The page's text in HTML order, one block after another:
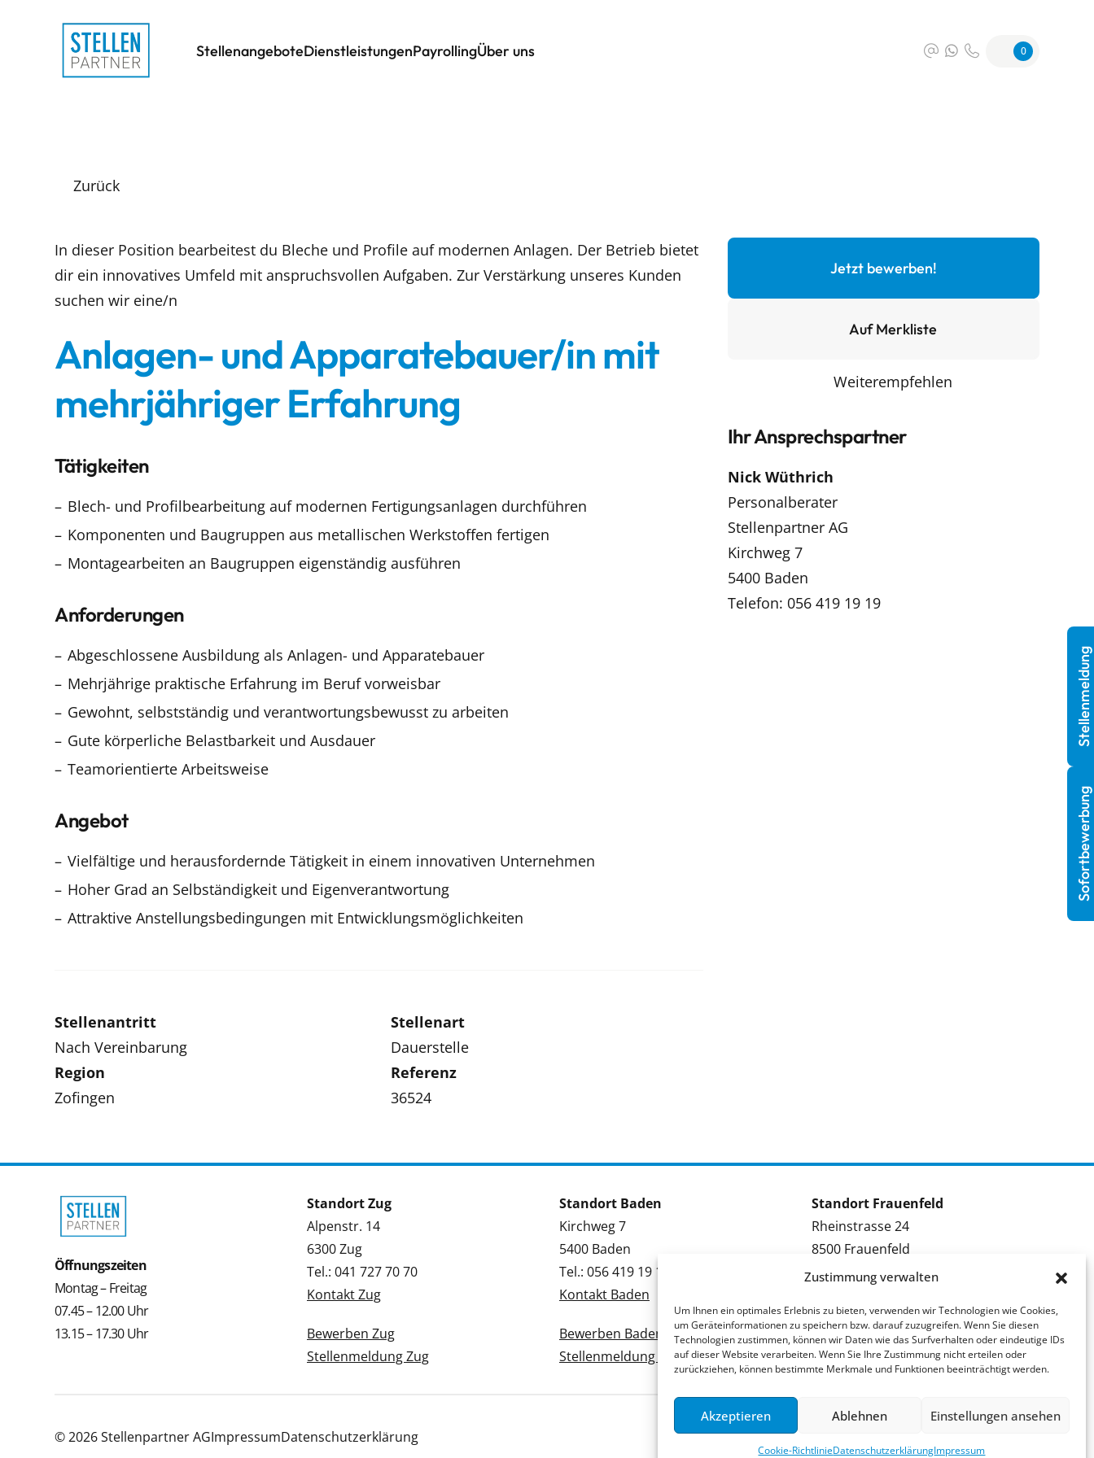
Zustimmung verwalten
Um Ihnen ein optimales Erlebnis zu bieten, verwenden wir Technologien wie Cookies,
um Geräteinformationen zu speichern bzw. darauf zuzugreifen. Wenn Sie diesen
Technologien zustimmen, können wir Daten wie das Surfverhalten oder eindeutige IDs
auf dieser Website verarbeiten. Wenn Sie Ihre Zustimmung nicht erteilen oder
zurückziehen, können bestimmte Merkmale und Funktionen beeinträchtigt werden.
Akzeptieren Ablehnen Einstellungen ansehen
Cookie-RichtlinieDatenschutzerklärungImpressum
StellenangeboteDienstleistungenPayrollingÜber uns 0
Zurück
In dieser Position bearbeitest du Bleche und Profile auf modernen Anlagen. Der Betrieb bietet
dir ein innovatives Umfeld mit anspruchsvollen Aufgaben. Zur Verstärkung unseres Kunden
suchen wir eine/n
Anlagen- und Apparatebauer/in mit
mehrjähriger Erfahrung
Tätigkeiten
Blech- und Profilbearbeitung auf modernen Fertigungsanlagen durchführen
Komponenten und Baugruppen aus metallischen Werkstoffen fertigen
Montagearbeiten an Baugruppen eigenständig ausführen
Anforderungen
Abgeschlossene Ausbildung als Anlagen- und Apparatebauer
Mehrjährige praktische Erfahrung im Beruf vorweisbar
Gewohnt, selbstständig und verantwortungsbewusst zu arbeiten
Gute körperliche Belastbarkeit und Ausdauer
Teamorientierte Arbeitsweise
Angebot
Vielfältige und herausfordernde Tätigkeit in einem innovativen Unternehmen
Hoher Grad an Selbständigkeit und Eigenverantwortung
Attraktive Anstellungsbedingungen mit Entwicklungsmöglichkeiten
Stellenantritt
Nach Vereinbarung
Stellenart
Dauerstelle
Region
Zofingen
Referenz
36524
Jetzt bewerben!
Auf Merkliste
Weiterempfehlen
Ihr Ansprechspartner
Nick Wüthrich
Personalberater
Stellenpartner AG
Kirchweg 7
5400 Baden
Telefon: 056 419 19 19
Öffnungszeiten
Montag – Freitag
07.45 – 12.00 Uhr
13.15 – 17.30 Uhr
Standort Zug
Alpenstr. 14
6300 Zug
Tel.: 041 727 70 70
Kontakt Zug
Bewerben Zug
Stellenmeldung Zug
Standort Baden
Kirchweg 7
5400 Baden
Tel.: 056 419 19 19
Kontakt Baden
Bewerben Baden
Stellenmeldung Baden
Standort Frauenfeld
Rheinstrasse 24
8500 Frauenfeld
Tel.: 052 224 09 09
Bewerben Frauenfeld
Stellenmeldung Frauenfeld
© 2026 Stellenpartner AGImpressumDatenschutzerklärung
Sofortbewerbung
Stellenmeldung